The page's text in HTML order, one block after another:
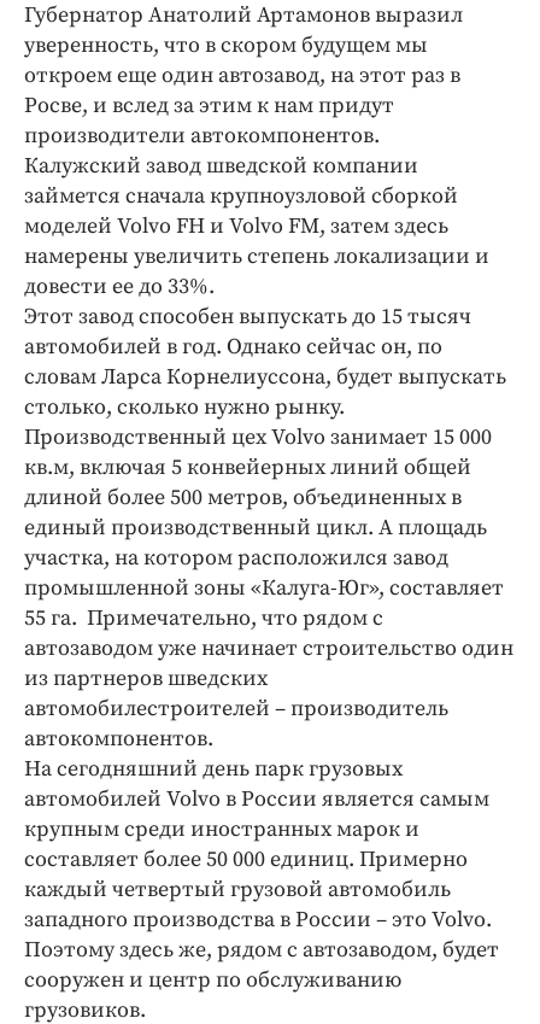
Губернатор Анатолий Артамонов выразил
уверенность, что в скором будущем мы
откроем еще один автозавод, на этот раз в
Росве, и вслед за этим к нам придут
производители автокомпонентов.
Калужский завод шведской компании
займется сначала крупноузловой сборкой
моделей Volvo FH и Volvo FM, затем здесь
намерены увеличить степень локализации и
довести ее до 33%.
Этот завод способен выпускать до 15 тысяч
автомобилей в год. Однако сейчас он, по
словам Ларса Корнелиуссона, будет выпускать
столько, сколько нужно рынку.
Производственный цех Volvo занимает 15 000
кв.м, включая 5 конвейерных линий общей
длиной более 500 метров, объединенных в
единый производственный цикл. А площадь
участка, на котором расположился завод
промышленной зоны «Калуга-Юг», составляет
55 га. Примечательно, что рядом с
автозаводом уже начинает строительство один
из партнеров шведских
автомобилестроителей – производитель
автокомпонентов.
На сегодняшний день парк грузовых
автомобилей Volvo в России является самым
крупным среди иностранных марок и
составляет более 50 000 единиц. Примерно
каждый четвертый грузовой автомобиль
западного производства в России – это Volvo.
Поэтому здесь же, рядом с автозаводом, будет
сооружен и центр по обслуживанию
грузовиков.